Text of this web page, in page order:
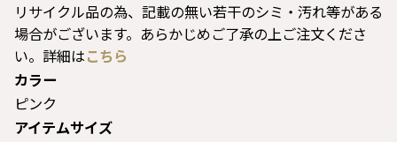
リサイクル品の為、記載の無い若干のシミ・汚れ等がある
場合がございます。あらかじめご了承の上ご注文くださ
い。詳細は こちら
カラー
ピンク
アイテムサイズ